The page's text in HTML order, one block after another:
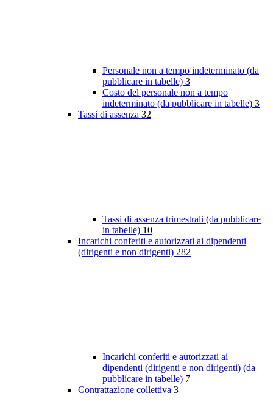
Personale non a tempo indeterminato (da
pubblicare in tabelle) 3
Costo del personale non a tempo
indeterminato (da pubblicare in tabelle) 3
Tassi di assenza 32
Tassi di assenza trimestrali (da pubblicare
in tabelle) 10
Incarichi conferiti e autorizzati ai dipendenti
(dirigenti e non dirigenti) 282
Incarichi conferiti e autorizzati ai
dipendenti (dirigenti e non dirigenti) (da
pubblicare in tabelle) 7
Contrattazione collettiva 3